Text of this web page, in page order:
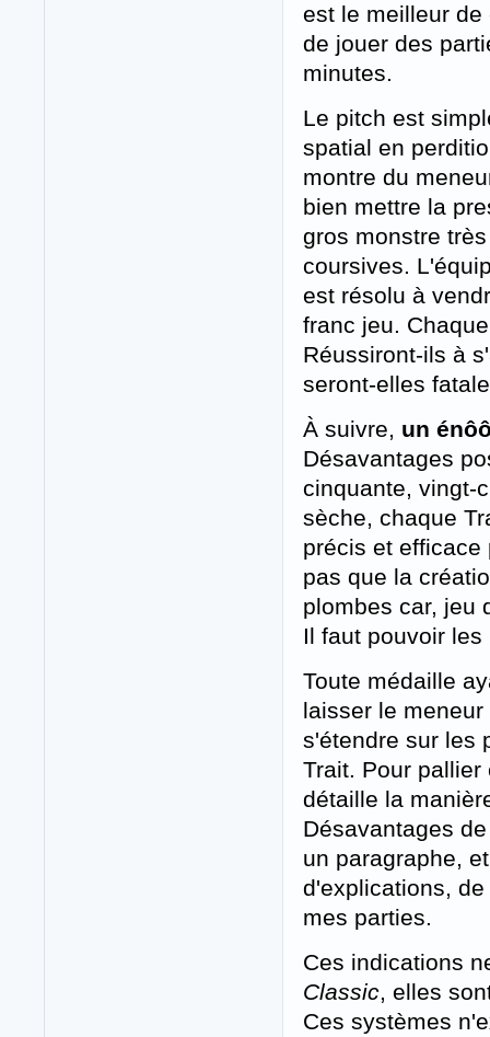
est le meilleur
de jouer des
minutes.
Le pitch est
spatial en
montre du
bien mettre la
gros monstre
coursives.
est résolu à
franc jeu.
Réussiront-ils à
seront-elles
À suivre, un
Désavantages
cinquante, vingt-
sèche, chaque
précis et
pas que la
plombes car, jeu
Il faut pouvoir
Toute médaille
laisser le
s'étendre sur les
Trait. Pour
détaille la
Désavantages
un paragraphe,
d'explications,
mes parties.
Ces indications
Classic, elles
Ces systèmes